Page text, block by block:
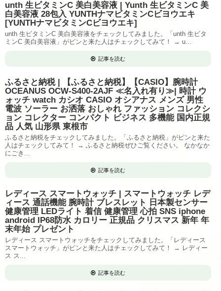
unth 生ビタミンC 美白美容液 | Yunth 生ビタミンC 美
白美容液 28包入 YUNTHナマビタミンCビヨウエキ
[YUNTHナマビタミンCビヨウエキ]
unth 生ビタミンC 美白美容液をチェックしてみました。「unth 生ビタ
ミンC 美白美容液」がピンと来た人はチェックしてみて！ → u...
記事を読む
ふるさと納税 | 【ふるさと納税】【CASIO】腕時計
OCEANUS OCW-S400-2AJF ≪名入れ有り≫| 時計 ウ
ォッチ watch カシオ CASIO オシアナス メンズ 男性
電波 ソーラー お洒落 おしゃれ ファッション コレクシ
ョン コレクター コンパクト ビジネス 多機能 国内正規
品 人気 山形県 東根市
ふるさと納税をチェックしてみました。「ふるさと納税」がピンと来た
人はチェックしてみて！ → ふるさと納税ぜひご覧ください。 なかなか
にごき...
記事を読む
レディース スマートウォッチ | スマートウォッチ レデ
ィース 通話機能 腕時計 ブレスレット 日本製センサー
健康管理 LEDライト 着信 健康管理 心拍 SNS iphone
android IP68防水 カロリー 正規品 クリスマス 新年 年
末年始 プレゼント
レディース スマートウォッチをチェックしてみました。「レディース
スマートウォッチ」がピンと来た人はチェックしてみて！ → レディー
ス ス...
記事を読む